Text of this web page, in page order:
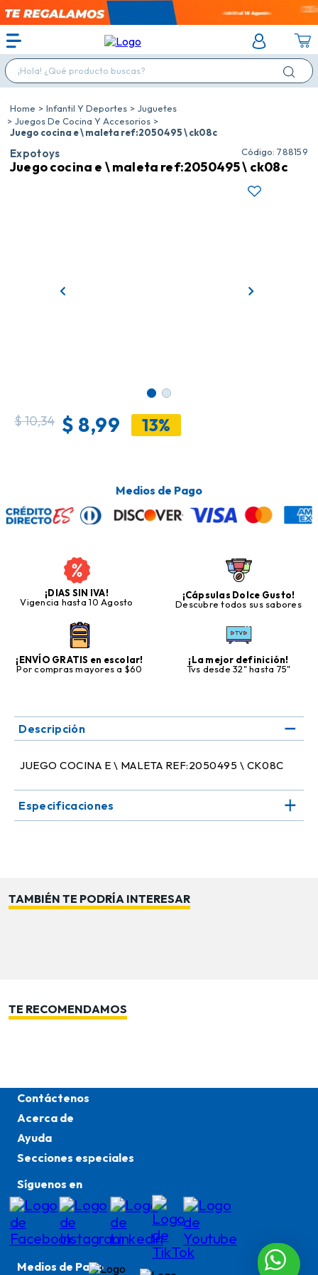
¡Hola! ¿Qué producto buscas?
Infantil Y Deportes
Juguetes
Juegos De Cocina Y Accesorios
Juego cocina e \ maleta ref:2050495 \ ck08c
Expotoys : 788159
Juego cocina e \ maleta ref:2050495 \ ck08c
$10,34 $ 8,99 13%
Medios de Pago
¡DIAS SIN IVA!
Vigencia hasta 10 Agosto
¡Cápsulas Dolce Gusto!
Descubre todos sus sabores
¡ENVÍO GRATIS en escolar!
Por compras mayores a $60
¡La mejor definición!
Tvs desde 32" hasta 75"
Descripción
JUEGO COCINA E \ MALETA REF:2050495 \ CK08C
Especificaciones
TAMBIÉN TE PODRÍA INTERESAR
TE RECOMENDAMOS
Contáctenos
Acerca de
Ayuda
Secciones especiales
Síguenos en
Medios de Pago